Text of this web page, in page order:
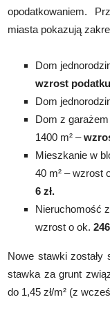
opodatkowaniem.
miasta pokazują
Dom
wzrost
Dom
Dom z garażem
1400 m² –
Mieszkanie w
40 m² – wzrost
6 zł.
Nieruchomość
wzrost o ok.
Nowe stawki zostały
stawka za grunt
do 1,45 zł/m² (z